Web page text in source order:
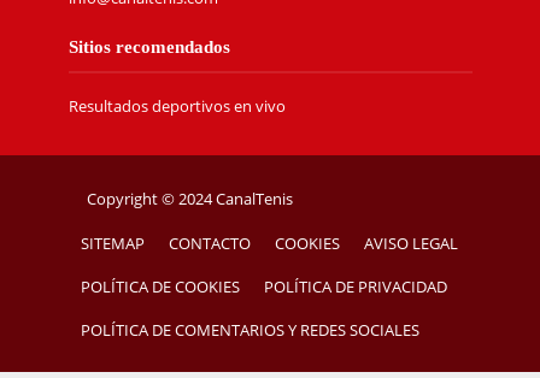
Sitios recomendados
Resultados deportivos en vivo
Copyright © 2024 CanalTenis
SITEMAP CONTACTO COOKIES AVISO LEGAL
POLÍTICA DE COOKIES POLÍTICA DE PRIVACIDAD
POLÍTICA DE COMENTARIOS Y REDES SOCIALES